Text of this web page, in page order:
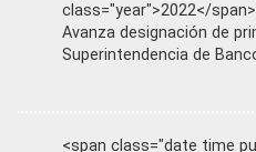
class="year">2022</
Avanza designación de
Superintendencia de
<span class="date time